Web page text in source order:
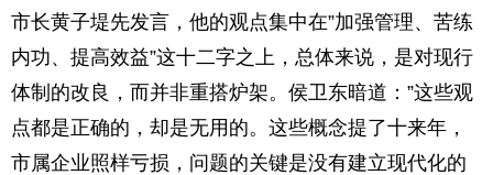
市长黄子堤先发言，他的观点集中在”加强管理、苦练
内功、提高效益”这十二字之上，总体来说，是对现行
体制的改良，而并非重搭炉架。侯卫东暗道：”这些观
点都是正确的，却是无用的。这些概念提了十来年，
市属企业照样亏损，问题的关键是没有建立现代化的